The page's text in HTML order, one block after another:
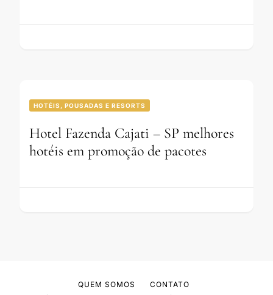
HOTÉIS, POUSADAS E RESORTS
Hotel Fazenda Cajati – SP melhores
hotéis em promoção de pacotes
QUEM SOMOS
CONTATO